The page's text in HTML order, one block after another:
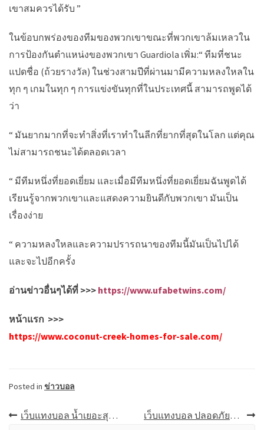
เขาสมควรได้รับ ”
ในข้อบกพร่องของทีมของพวกเขาขณะที่พวกเขาล้มเหลวใน
การป้องกันตำแหน่งของพวกเขา Guardiola เพิ่ม:“ ทีมที่ชนะ
แปดชื่อ (ถ้วยรางวัล) ในช่วงสามปีที่ผ่านมามีความหลงใหลใน
ทุก ๆ เกมในทุก ๆ การแข่งขันทุกที่ในประเทศนี้ สามารถพูดได้
ว่า
“ มันยากมากที่จะทำสิ่งที่เราทำในลีกที่ยากที่สุดในโลก แต่คุณ
ไม่สามารถชนะได้ตลอดเวลา
“ มีทีมหนึ่งที่ยอดเยี่ยม และเมื่อมีทีมหนึ่งที่ยอดเยี่ยมฉันพูดได้
เรียนรู้จากพวกเขาและแสดงความยินดีกับพวกเขา มันเป็น
เรื่องง่าย
“ ความหลงใหลและความปรารถนาของทีมนี้มันเป็นไปได้
และจะไปอีกครั้ง
อ่านข่าวอื่นๆได้ที่ >>> https://www.ufabetwins.com/
หน้าแรก >>>
https://www.coconut-creek-homes-for-sale.com/
Posted in ข่าวบอล
เมนู
เว็บแทงบอล น้ำเยอะสุด ทางเข้าufabet นี่ซิสิ่งที่ท่านรอคอยที่ดีที่สุด เว็บแทงบอล ปลอดภัยที่สุด เล่นเดิมพันบอลกับเว็บแทงบอลยูฟ่าเบท รับเครดิตฟรีต่อเนื่อง